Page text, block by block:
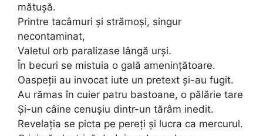
mătușă.
Printre tacâmuri și strămoși, singur
necontaminat,
Valetul orb paralizase lângă urși.
În becuri se mistuia o gală amenințătoare.
Oaspeții au invocat iute un pretext și-au fugit.
Au rămas în cuier patru bastoane, o pălărie tare
Și-un câine cenușiu dintr-un tărâm inedit.
Revelația se picta pe pereți și lucra ca mercurul.